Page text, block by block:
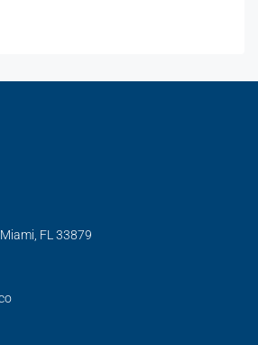
FL 33879